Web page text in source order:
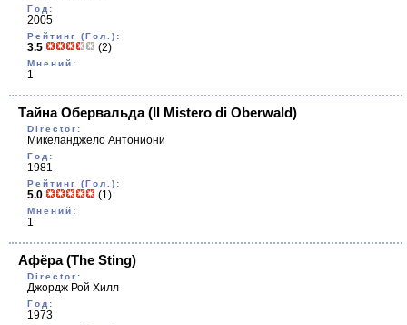
Год:
2005
Рейтинг (Гол.):
3.5 (2)
Мнений:
1
Тайна Обервальда(Il Mistero di Oberwald)
Director:
Микеланджело Антониони
Год:
1981
Рейтинг (Гол.):
5.0 (1)
Мнений:
1
Афёра(The Sting)
Director:
Джордж Рой Хилл
Год:
1973